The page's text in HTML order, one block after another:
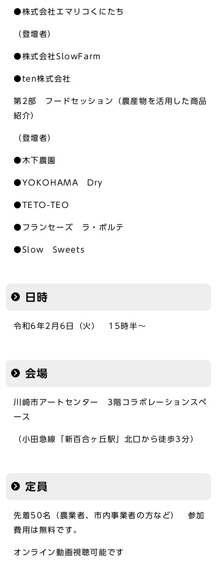
●株式会社エマリコくにたち
（登壇者）
●株式会社SlowFarm
●ten株式会社
第2部 フードセッション（農産物を活用した商品
紹介）
（登壇者）
●木下農園
●YOKOHAMA Dry
●TETO-TEO
●フランセーズ ラ・ポルテ
●Slow Sweets
日時
令和6年2月6日（火） 15時半～
会場
川崎市アートセンター 3階コラボレーションスペ
ース
（小田急線「新百合ヶ丘駅」北口から徒歩3分）
定員
先着50名（農業者、市内事業者の方など） 参加
費用は無料です。
オンライン動画視聴可能です